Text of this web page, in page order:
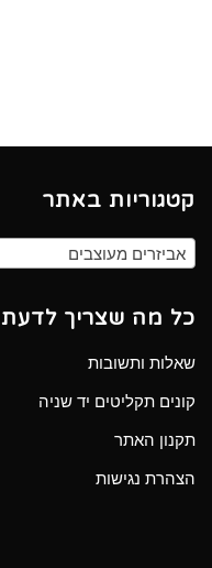
קטגוריות באתר
אביזרים מעוצבים
כל מה שצריך לדעת
שאלות ותשובות
קונים תקליטים יד שניה
תקנון האתר
הצהרת נגישות